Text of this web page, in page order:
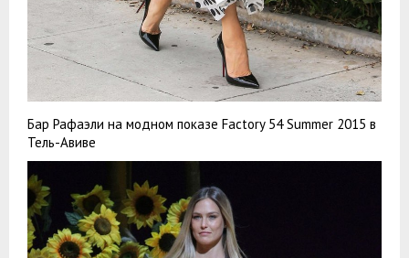
Бар Рафаэли на модном показе Factory 54 Summer 2015 в
Тель-Авиве